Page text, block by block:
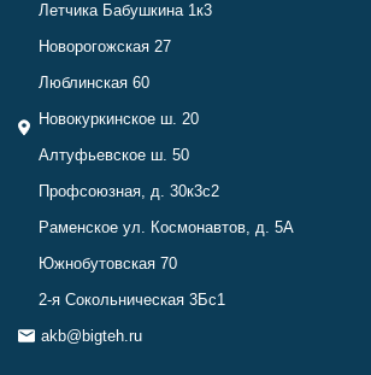
Летчика Бабушкина 1к3
Новорогожская 27
Люблинская 60
Новокуркинское ш. 20
Алтуфьевское ш. 50
Профсоюзная, д. 30к3с2
Раменское ул. Космонавтов, д. 5А
Южнобутовская 70
2-я Сокольническая 3Бс1
akb@bigteh.ru